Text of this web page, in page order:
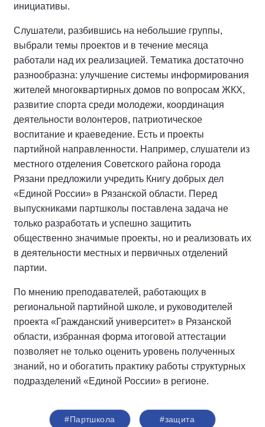
инициативы.
Слушатели, разбившись на небольшие группы,
выбрали темы проектов и в течение месяца
работали над их реализацией. Тематика достаточно
разнообразна: улучшение системы информирования
жителей многоквартирных домов по вопросам ЖКХ,
развитие спорта среди молодежи, координация
деятельности волонтеров, патриотическое
воспитание и краеведение. Есть и проекты
партийной направленности. Например, слушатели из
местного отделения Советского района города
Рязани предложили учредить Книгу добрых дел
«Единой России» в Рязанской области. Перед
выпускниками партшколы поставлена задача не
только разработать и успешно защитить
общественно значимые проекты, но и реализовать их
в деятельности местных и первичных отделений
партии.
По мнению преподавателей, работающих в
региональной партийной школе, и руководителей
проекта «Гражданский университет» в Рязанской
области, избранная форма итоговой аттестации
позволяет не только оценить уровень полученных
знаний, но и обогатить практику работы структурных
подразделений «Единой России» в регионе.
#Партшкола #защита